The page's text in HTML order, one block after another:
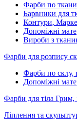
Фарби по
Барвники для
Контури,
Допоміжні
Вироби з
Фарби для розпису
Фарби по склу,
Допоміжні
Фарби для тіла Грим,
Ліплення та